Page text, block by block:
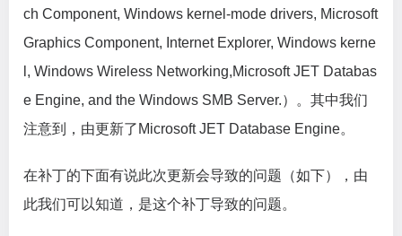
ch Component, Windows kernel-mode drivers, Microsoft
Graphics Component, Internet Explorer, Windows kerne
l, Windows Wireless Networking,Microsoft JET Databas
e Engine, and the Windows SMB Server.）。其中我们
注意到，由更新了Microsoft JET Database Engine。
在补丁的下面有说此次更新会导致的问题（如下），由
此我们可以知道，是这个补丁导致的问题。